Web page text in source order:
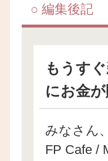
○ 編集後記
もうす
にお金
みなさん
FP Cafe /